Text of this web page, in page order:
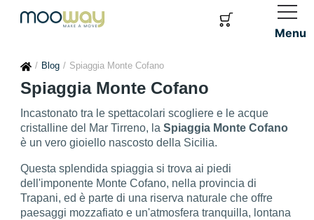
Menu
Blog Spiaggia Monte Cofano
Spiaggia Monte Cofano
Incastonato tra le spettacolari scogliere e le acque
cristalline del Mar Tirreno, laSpiaggia Monte Cofano
è un vero gioiello nascosto della Sicilia.
Questa splendida spiaggia si trova ai piedi
dell'imponente Monte Cofano, nella provincia di
Trapani, ed è parte di una riserva naturale che offre
paesaggi mozzafiato e un'atmosfera tranquilla, lontana